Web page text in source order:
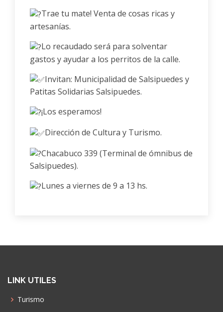
Trae tu mate! Venta de cosas ricas y
artesanías.
Lo recaudado será para solventar
gastos y ayudar a los perritos de la calle.
Invitan: Municipalidad de Salsipuedes y
Patitas Solidarias Salsipuedes.
¡Los esperamos!
Dirección de Cultura y Turismo.
Chacabuco 339 (Terminal de ómnibus de
Salsipuedes).
Lunes a viernes de 9 a 13 hs.
LINK UTILES
Turismo